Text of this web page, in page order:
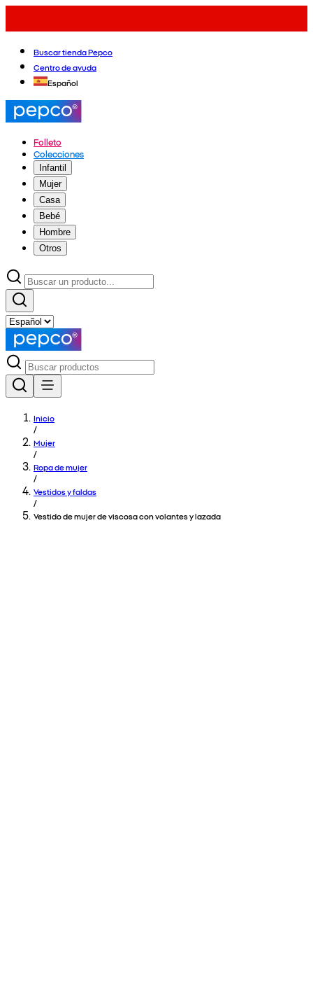
Buscar tienda Pepco
Centro de ayuda
Español
Folleto
Colecciones
Infantil
Mujer
Casa
Bebé
Hombre
Otros
Inicio
/
Mujer
/
Ropa de mujer
/
Vestidos y faldas
/
Vestido de mujer de viscosa con volantes y lazada